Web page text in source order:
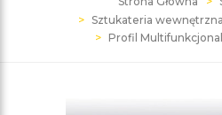
Sztukateria wewnętrzna
Profil